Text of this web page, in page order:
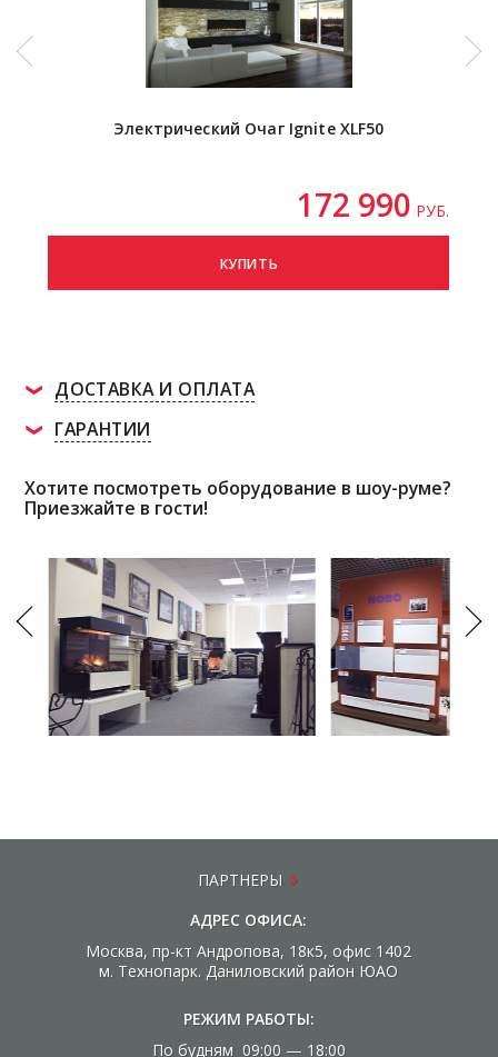
Электрический Очаг Ignite XLF50
172 990 РУБ.
КУПИТЬ
ДОСТАВКА И ОПЛАТА
ГАРАНТИИ
Хотите посмотреть оборудование в шоу-руме?
Приезжайте в гости!
ПАРТНЕРЫ
АДРЕС ОФИСА:
Москва, пр-кт Андропова, 18к5, офис 1402
м. Технопарк. Даниловский район ЮАО
РЕЖИМ РАБОТЫ:
По будням 09:00 — 18:00